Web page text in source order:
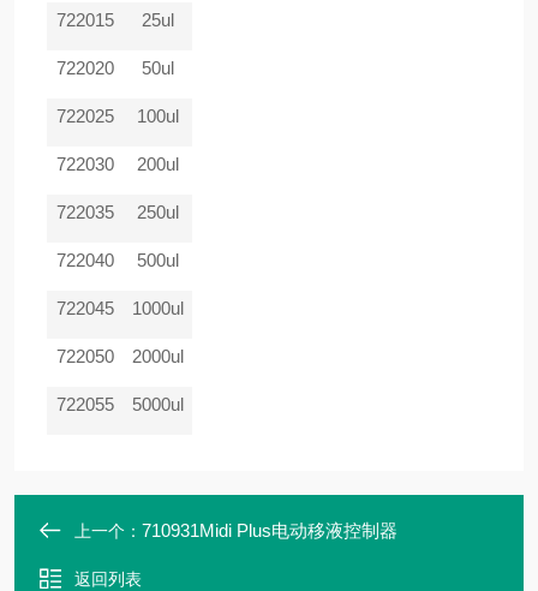
722015 25ul
722020 50ul
722025 100ul
722030 200ul
722035 250ul
722040 500ul
722045 1000ul
722050 2000ul
722055 5000ul
上一个： 710931Midi Plus电动移液控制器
返回列表